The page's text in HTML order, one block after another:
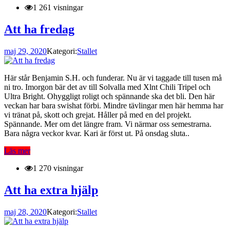
1 261 visningar
Att ha fredag
maj 29, 2020Kategori:Stallet
Här står Benjamin S.H. och funderar. Nu är vi taggade till tusen må
ni tro. Imorgon bär det av till Solvalla med Xlnt Chili Tripel och
Ultra Bright. Ohyggligt roligt och spännande ska det bli. Den här
veckan har bara swishat förbi. Mindre tävlingar men här hemma har
vi tränat på, skott och grejat. Håller på med en del projekt.
Spännande. Mer om det längre fram. Vi närmar oss semestrarna.
Bara några veckor kvar. Kari är först ut. På onsdag sluta..
Läs mer
1 270 visningar
Att ha extra hjälp
maj 28, 2020Kategori:Stallet